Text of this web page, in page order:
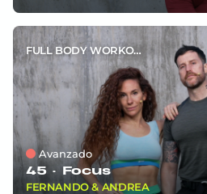
FULL BODY WORKOUT
Avanzado
45 · Focus
FERNANDO & ANDREA